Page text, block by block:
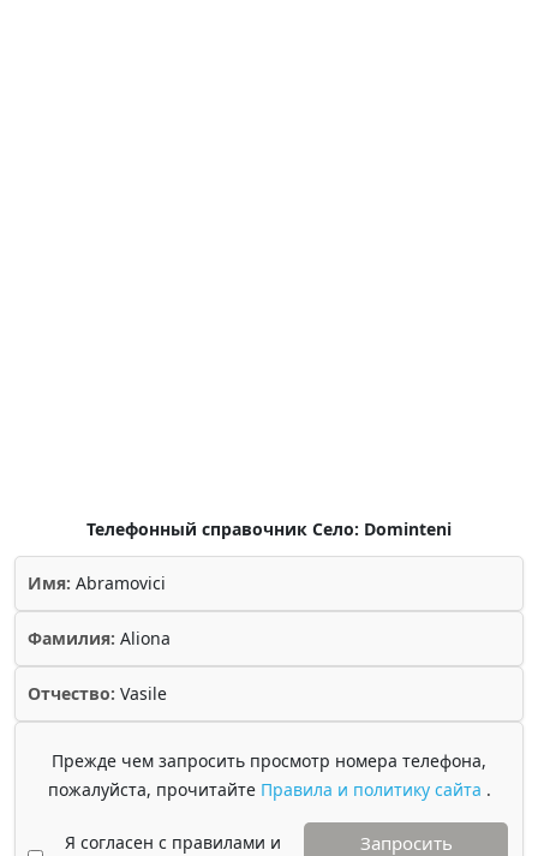
Телефонный справочник Село: Dominteni
Имя: Abramovici
Фамилия: Aliona
Отчество: Vasile
Прежде чем запросить просмотр номера телефона,
пожалуйста, прочитайте Правила и политику сайта .
Я согласен с правилами и
Запросить